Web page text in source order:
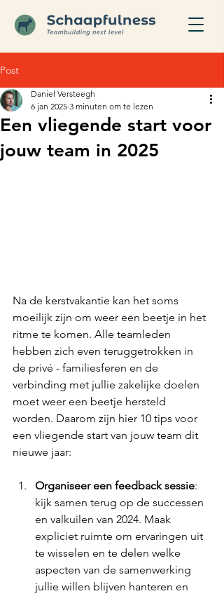
Post
Een vliegende start voor
jouw team in 2025
Daniel Versteegh
6 jan 2025 3 minuten om te lezen
Na de kerstvakantie kan het soms
moeilijk zijn om weer een beetje in het
ritme te komen. Alle teamleden
hebben zich even teruggetrokken in
de privé - familiesferen en de
verbinding met jullie zakelijke doelen
moet weer een beetje hersteld
worden. Daarom zijn hier 10 tips voor
een vliegende start van jouw team dit
nieuwe jaar:
Organiseer een feedback sessie:
kijk samen terug op de successen
en valkuilen van 2024. Maak
expliciet ruimte om ervaringen uit
te wisselen en te delen welke
aspecten van de samenwerking
jullie willen blijven hanteren en